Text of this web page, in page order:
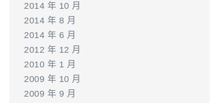
2014 年 10 月
2014 年 8 月
2014 年 6 月
2012 年 12 月
2010 年 1 月
2009 年 10 月
2009 年 9 月